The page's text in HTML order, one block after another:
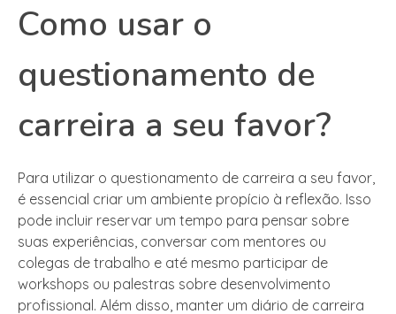
Como usar o
questionamento de
carreira a seu favor?
Para utilizar o questionamento de carreira a seu favor,
é essencial criar um ambiente propício à reflexão. Isso
pode incluir reservar um tempo para pensar sobre
suas experiências, conversar com mentores ou
colegas de trabalho e até mesmo participar de
workshops ou palestras sobre desenvolvimento
profissional. Além disso, manter um diário de carreira